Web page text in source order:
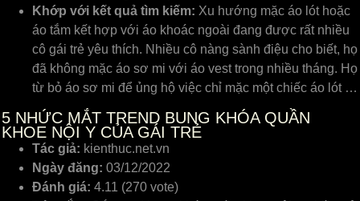
Khớp với kết quả tìm kiếm: Xu hướng mặc áo lót hoặc
áo tắm kết hợp với áo khoác ngoài đang được rất nhiều
cô gái trẻ yêu thích. Nhiều cô nàng sành điệu cho biết, họ
đã không mặc áo sơ mi với áo vest trong nhiều tháng. Họ
từ bỏ áo sơ mi để ủng hộ việc chỉ mặc một chiếc áo lót …
5 NHỨC MẮT TREND BUNG KHÓA QUẦN
KHOE NỘI Y CỦA GÁI TRẺ
Tác giả: kienthuc.net.vn
Ngày đăng: 03/12/2022
Đánh giá: 4.11 (270 vote)